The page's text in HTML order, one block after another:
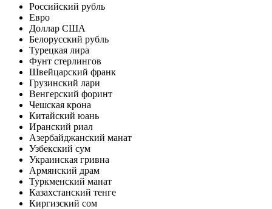
Российский рубль
Евро
Доллар США
Белорусский рубль
Турецкая лира
Фунт стерлингов
Швейцарский франк
Грузинский лари
Венгерский форинт
Чешская крона
Китайский юань
Иранский риал
Азербайджанский манат
Узбекский сум
Украинская гривна
Армянский драм
Туркменский манат
Казахстанский тенге
Киргизский сом